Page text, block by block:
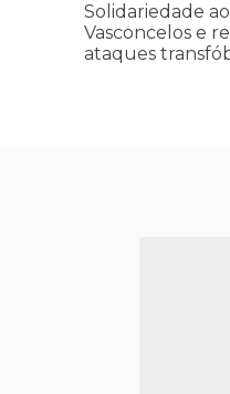
ataques
transfóbicos
Solidariedade
Vasconcelos e
ataques